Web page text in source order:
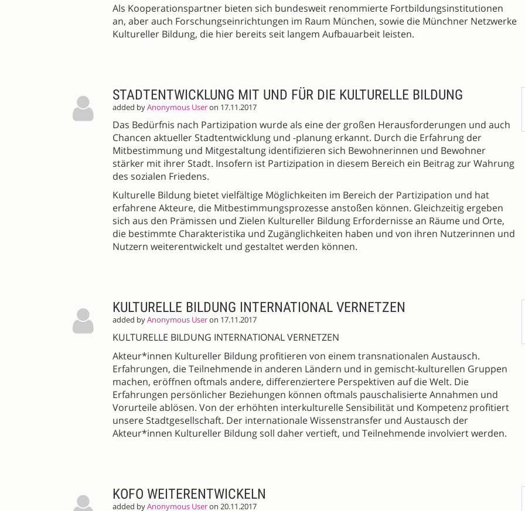
Als Kooperationspartner bieten sich bundesweit renommierte Fortbildungsinstitutionen
an, aber auch Forschungseinrichtungen im Raum München, sowie die Münchner Netzwerke
Kultureller Bildung, die hier bereits seit langem Aufbauarbeit leisten.
STADTENTWICKLUNG MIT UND FÜR DIE KULTURELLE BILDUNG
added byAnonymous Useron 17.11.2017
Das Bedürfnis nach Partizipation wurde als eine der großen Herausforderungen und auch
Chancen aktueller Stadtentwicklung und -planung erkannt. Durch die Erfahrung der
Mitbestimmung und Mitgestaltung identifizieren sich Bewohnerinnen und Bewohner
stärker mit ihrer Stadt. Insofern ist Partizipation in diesem Bereich ein Beitrag zur Wahrung
des sozialen Friedens.
Kulturelle Bildung bietet vielfältige Möglichkeiten im Bereich der Partizipation und hat
erfahrene Akteure, die Mitbestimmungsprozesse anstoßen können. Gleichzeitig ergeben
sich aus den Prämissen und Zielen Kultureller Bildung Erfordernisse an Räume und Orte,
die bestimmte Charakteristika und Zugänglichkeiten haben und von ihren Nutzerinnen und
Nutzern weiterentwickelt und gestaltet werden können.
KULTURELLE BILDUNG INTERNATIONAL VERNETZEN
added byAnonymous Useron 17.11.2017
KULTURELLE BILDUNG INTERNATIONAL VERNETZEN
Akteur*innen Kultureller Bildung profitieren von einem transnationalen Austausch.
Erfahrungen, die Teilnehmende in anderen Ländern und in gemischt-kulturellen Gruppen
machen, eröffnen oftmals andere, differenziertere Perspektiven auf die Welt. Die
Erfahrungen persönlicher Beziehungen können oftmals pauschalisierte Annahmen und
Vorurteile ablösen. Von der erhöhten interkulturelle Sensibilität und Kompetenz profitiert
unsere Stadtgesellschaft. Der internationale Wissenstransfer und Austausch der
Akteur*innen Kultureller Bildung soll daher vertieft, und Teilnehmende involviert werden.
KOFO WEITERENTWICKELN
added byAnonymous Useron 20.11.2017